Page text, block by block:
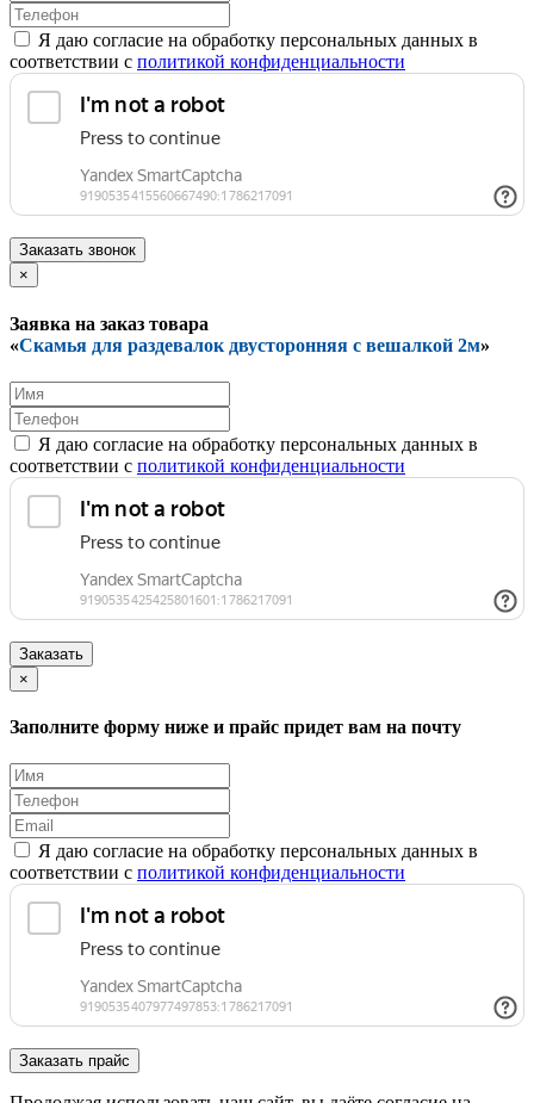
Я даю согласие на обработку персональных данных в
соответствии с политикой конфиденциальности
Заказать звонок
×
Заявка на заказ товара
«Скамья для раздевалок двусторонняя с вешалкой 2м»
Я даю согласие на обработку персональных данных в
соответствии с политикой конфиденциальности
Заказать
×
Заполните форму ниже и прайс придет вам на почту
Я даю согласие на обработку персональных данных в
соответствии с политикой конфиденциальности
Заказать прайс